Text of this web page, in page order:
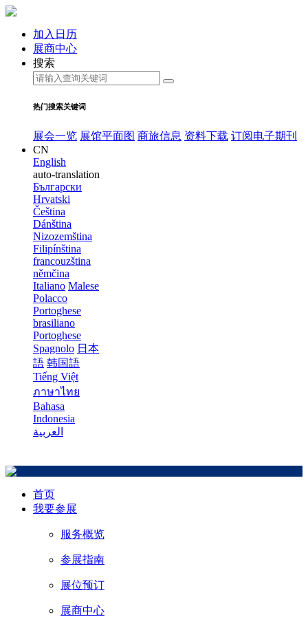
加入日历
展商中心
搜索
热门搜索关键词
展会一览 展馆平面图 商旅信息 资料下载 订阅电子期刊
CN
English
auto-translation
Български
Hrvatski
Čeština
Dánština
Nizozemština
Filipínština
francouzština
němčina
Italiano Malese
Polacco
Portoghese
brasiliano
Portoghese
Spagnolo 日本
語 韩国語
Tiếng Việt
ภาษาไทย
Bahasa
Indonesia
العربية
首页
我要参展
服务概览
参展指南
展位预订
展商中心